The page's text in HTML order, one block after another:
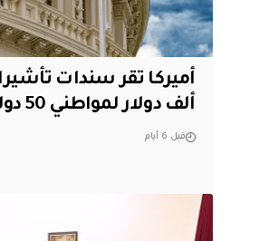
ألف دولار لمواطني 50 دولة
قبل 6 أيام